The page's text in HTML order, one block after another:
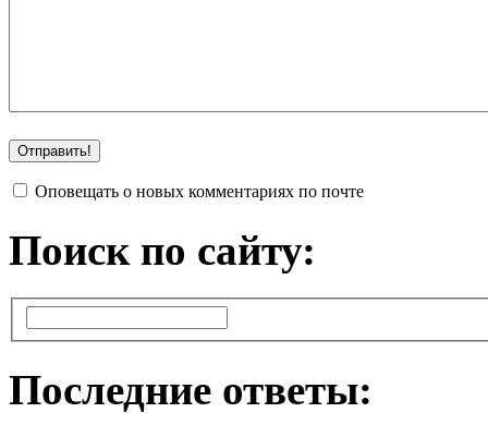
Оповещать о новых комментариях по почте
Поиск по сайту:
Последние ответы: